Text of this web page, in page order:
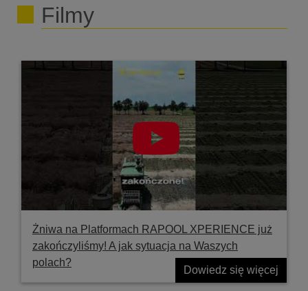
Filmy
Żniwa na Platformach RAPOOL XPERIENCE już
zakończyliśmy! A jak sytuacja na Waszych
polach?
Dowiedz się więcej